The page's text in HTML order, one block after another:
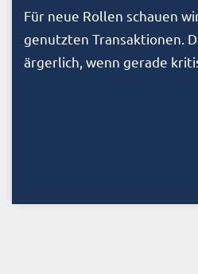
Für neue Rollen schauen
genutzten Transaktionen.
ärgerlich, wenn gerade